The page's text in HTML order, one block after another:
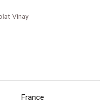
Vinay
France